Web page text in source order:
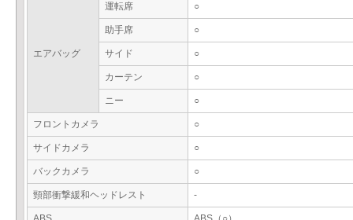
エアバッグ
運転席 ○
助手席 ○
サイド ○
カーテン ○
ニー ○
フロントカメラ ○
サイドカメラ ○
バックカメラ ○
頸部衝撃緩和ヘッドレスト -